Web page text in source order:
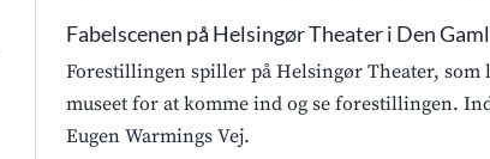
Fabelscenen på Helsingør Theater i Den
Forestillingen spiller på Helsingør Theater,
museet for at komme ind og se forestillingen.
Eugen Warmings Vej.